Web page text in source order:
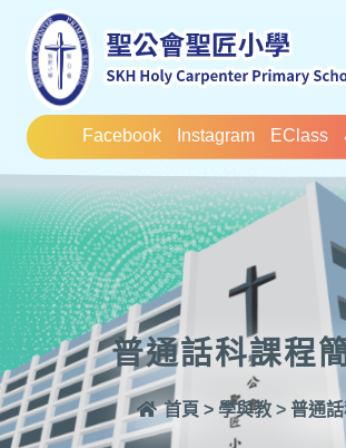
Facebook Instagram EClass
普通話科課程
首頁 > 學與教 > 普通